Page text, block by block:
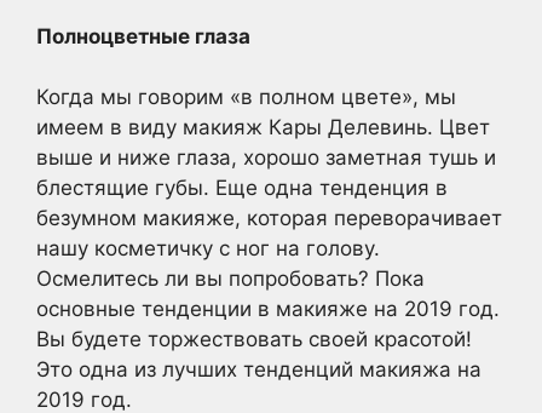
Полноцветные глаза
Когда мы говорим «в полном цвете», мы
имеем в виду макияж Кары Делевинь. Цвет
выше и ниже глаза, хорошо заметная тушь и
блестящие губы. Еще одна тенденция в
безумном макияже, которая переворачивает
нашу косметичку с ног на голову.
Осмелитесь ли вы попробовать? Пока
основные тенденции в макияже на 2019 год.
Вы будете торжествовать своей красотой!
Это одна из лучших тенденций макияжа на
2019 год.